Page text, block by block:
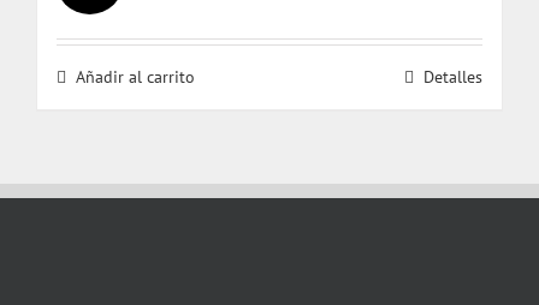
original
era:
actual
Añadir al carrito Detalles